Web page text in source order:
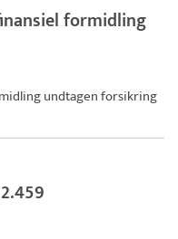
formidling
undtagen forsikring